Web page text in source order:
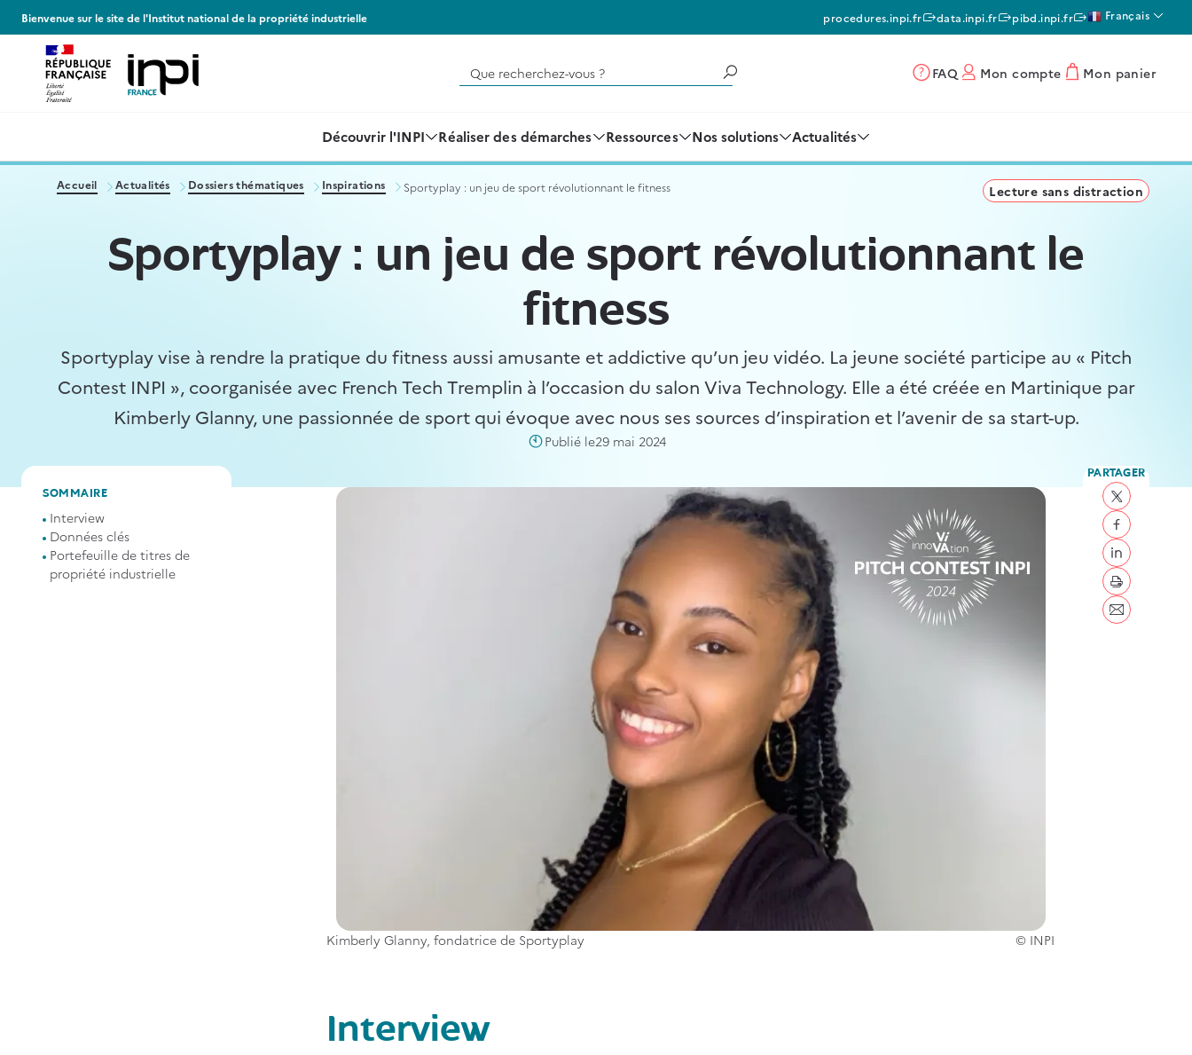
Bienvenue sur le site de l'Institut national de la propriété industrielle procedures.inpi.fr data.inpi.fr pibd.inpi.fr Français
Que recherchez-vous ? FAQ Mon compte Mon panier
Découvrir l'INPI Réaliser des démarches Ressources Nos solutions Actualités
Accueil Actualités Dossiers thématiques Inspirations Sportyplay : un jeu de sport révolutionnant le fitness Lecture sans distraction
Sportyplay : un jeu de sport révolutionnant le
fitness
Sportyplay vise à rendre la pratique du fitness aussi amusante et addictive qu’un jeu vidéo. La jeune société participe au « Pitch
Contest INPI », coorganisée avec French Tech Tremplin à l’occasion du salon Viva Technology. Elle a été créée en Martinique par
Kimberly Glanny, une passionnée de sport qui évoque avec nous ses sources d’inspiration et l’avenir de sa start-up.
Publié le29 mai 2024
SOMMAIRE
Interview
Données clés
Portefeuille de titres de
propriété industrielle
Kimberly Glanny, fondatrice de Sportyplay © INPI
Interview
PARTAGER
Partager sur
Partager sur
Partager sur
imprimer
Envoyer par
Panneau de gestion des cookies